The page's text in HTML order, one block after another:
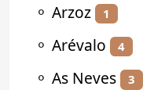
⚬ Arzoz 1
⚬ Arévalo 4
⚬ As Neves 3